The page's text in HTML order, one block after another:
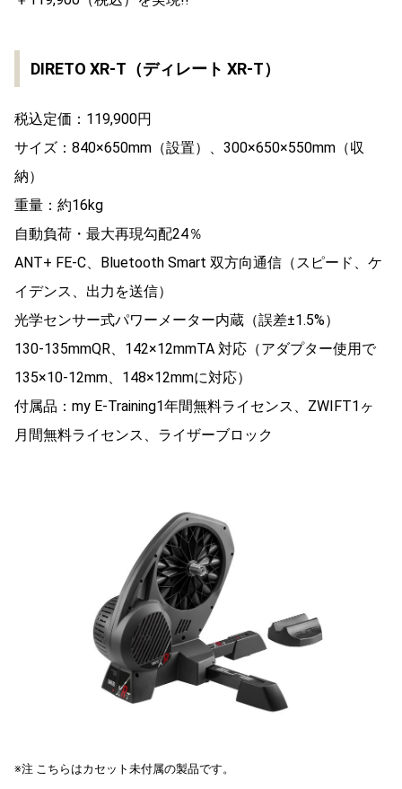
DIRETO XR-T（ディレート XR-T）
税込定価：119,900円
サイズ：840×650mm（設置）、300×650×550mm（収
納）
重量：約16kg
自動負荷・最大再現勾配24％
ANT+ FE-C、Bluetooth Smart 双方向通信（スピード、ケ
イデンス、出力を送信）
光学センサー式パワーメーター内蔵（誤差±1.5%）
130-135mmQR、142×12mmTA 対応（アダプター使用で
135×10-12mm、148×12mmに対応）
付属品：my E-Training1年間無料ライセンス、ZWIFT1ヶ
月間無料ライセンス、ライザーブロック
※注 こちらはカセット未付属の製品です。